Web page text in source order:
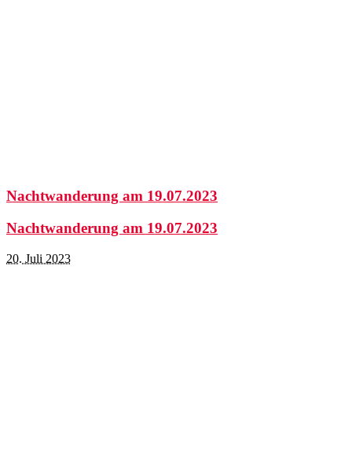
Nachtwanderung am 19.07.2023
Nachtwanderung am 19.07.2023
20. Juli 2023